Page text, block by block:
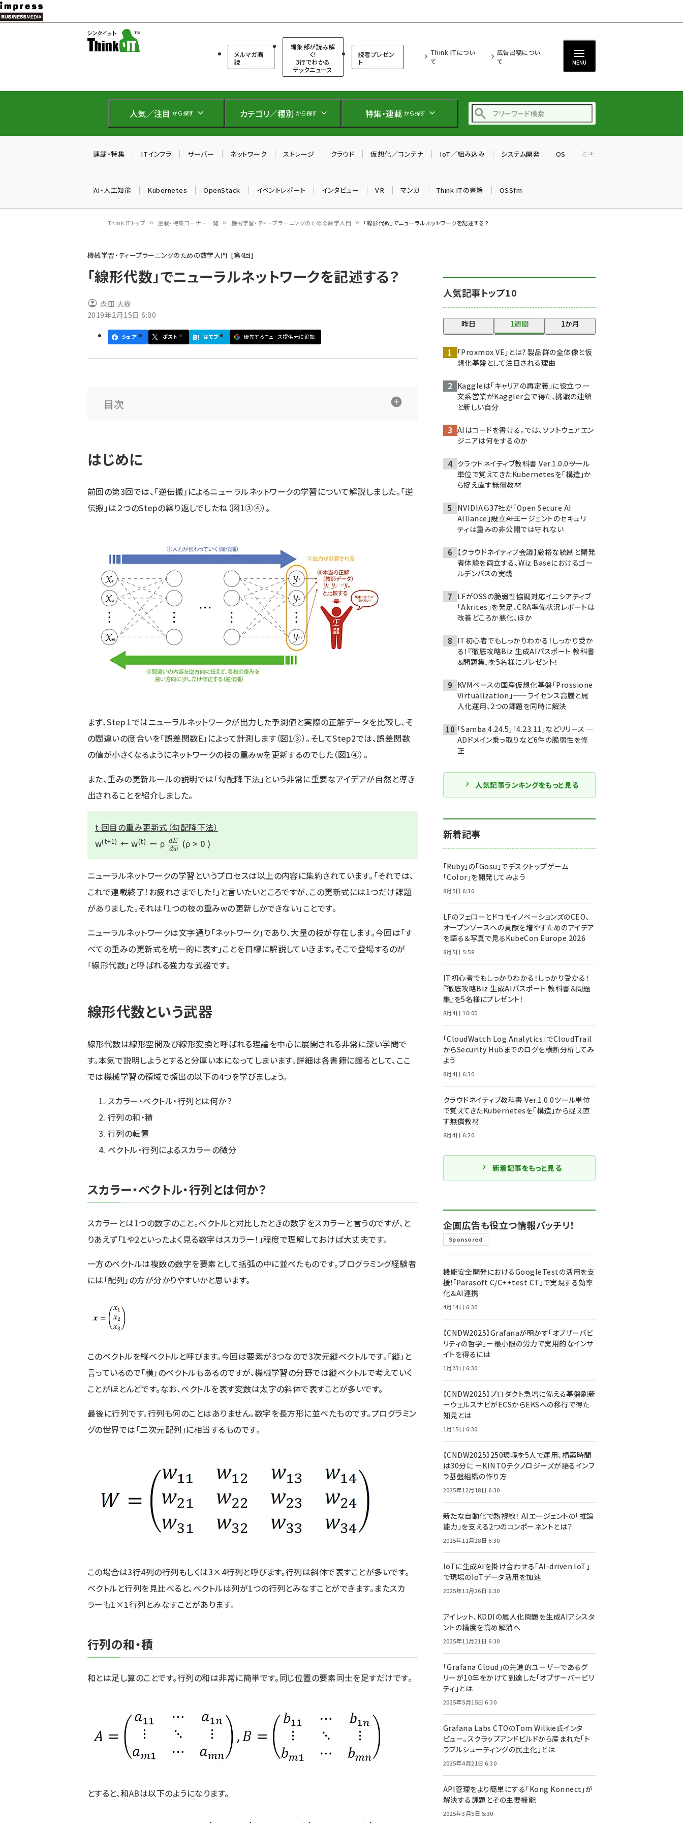
メ
イ
テ
に
メルマガ購
読
編集部が読み解
く!
3行でわかる
テックニュース
読者プレゼン
ト
Think ITについ
て
広告出稿につい
て
MENU
人気／注目 から探す カテゴリ／種別 から探す 特集・連載 から探す
仲間と築いた勝利の絆～
drupal (1921)
genai (1464)
ai crunch (1336)
連載・特集 ITインフラ サーバー ネットワーク ストレージ クラウド 仮想化／コンテナ IoT／組み込み システム開発 OS ミドルウェア
AI・人工知能 Kubernetes OpenStack イベントレポート インタビュー VR マンガ Think ITの書籍 OSSfm
ン
く
ず
Think ITトップ 連載・特集コーナー一覧 機械学習・ディープラーニングのための数学入門 「線形代数」でニューラルネットワークを記述する？
機械学習・ディープラーニングのための数学入門 第4回
「線形代数」でニューラルネットワークを記述する？
森田 大樹
2019年2月15日 6:00
シェア ポスト はてブ 優先するニュース提供元に追加
目次
はじめに
前回の第3回では、「逆伝搬」によるニューラルネットワークの学習について解説しました。「逆
伝搬」は２つのStepの繰り返しでしたね（図1③④）。
まず、Step１ではニューラルネットワークが出力した予測値と実際の正解データを比較し、そ
の間違いの度合いを「誤差関数E」によって計測します（図1③）。そしてStep2では、誤差関数
の値が小さくなるようにネットワークの枝の重みwを更新するのでした（図1④）。
また、重みの更新ルールの説明では「勾配降下法」という非常に重要なアイデアが自然と導き
出されることを紹介しました。
t 回目の重み更新式（勾配降下法）
w(t+1) ← w(t) ー ρ dE
dw
dEd w
(ρ > 0 )
ニューラルネットワークの学習というプロセスは以上の内容に集約されています。「それでは、
これで連載終了！お疲れさまでした！」と言いたいところですが、この更新式には1つだけ課題
がありました。それは「1つの枝の重みwの更新しかできない」ことです。
ニューラルネットワークは文字通り「ネットワーク」であり、大量の枝が存在します。今回は「す
べての重みの更新式を統一的に表す」ことを目標に解説していきます。そこで登場するのが
「線形代数」と呼ばれる強力な武器です。
線形代数という武器
線形代数は線形空間及び線形変換と呼ばれる理論を中心に展開される非常に深い学問で
す。本気で説明しようとすると分厚い本になってしまいます。詳細は各書籍に譲るとして、ここ
では機械学習の領域で頻出の以下の4つを学びましょう。
スカラー・ベクトル・行列とは何か？
行列の和・積
行列の転置
ベクトル・行列によるスカラーの微分
スカラー・ベクトル・行列とは何か？
スカラーとは1つの数字のこと。ベクトルと対比したときの数字をスカラーと言うのですが、と
りあえず「1や2といったよく見る数字はスカラー！」程度で理解しておけば大丈夫です。
一方のベクトルは複数の数字を要素として括弧の中に並べたものです。プログラミング経験者
には「配列」の方が分かりやすいかと思います。
このベクトルを縦ベクトルと呼びます。今回は要素が3つなので3次元縦ベクトルです。「縦」と
言っているので「横」のベクトルもあるのですが、機械学習の分野では縦ベクトルで考えていく
ことがほとんどです。なお、ベクトルを表す変数は太字の斜体で表すことが多いです。
最後に行列です。行列も何のことはありません。数字を長方形に並べたものです。プログラミン
グの世界では「二次元配列」に相当するものです。
この場合は3行4列の行列もしくは3×4行列と呼びます。行列は斜体で表すことが多いです。
ベクトルと行列を見比べると、ベクトルは列が1つの行列とみなすことができます。またスカ
ラーも1×1行列とみなすことがあります。
行列の和・積
和とは足し算のことです。行列の和は非常に簡単です。同じ位置の要素同士を足すだけです。
とすると、和ABは以下のようになります。
人気記事トップ10
昨日 1週間 1か月
「Proxmox VE」とは? 製品群の全体像と仮
想化基盤として注目される理由
Kaggleは「キャリアの再定義」に役立つ ー
文系営業がKaggler会で得た、挑戦の連鎖
と新しい自分
AIはコードを書ける。では、ソフトウェアエン
ジニアは何をするのか
クラウドネイティブ教科書 Ver.1.0.0――ツール
単位で覚えてきたKubernetesを「構造」か
ら捉え直す無償教材
NVIDIAら37社が「Open Secure AI
Alliance」設立――AIエージェントのセキュリ
ティは重みの非公開では守れない
【クラウドネイティブ会議】厳格な統制と開発
者体験を両立する、Wiz Baseにおけるゴー
ルデンパスの実践
LFがOSSの脆弱性協調対応イニシアティブ
「Akrites」を発足、CRA準備状況レポートは
改善どころか悪化、ほか
IT初心者でもしっかりわかる！しっかり受か
る！『徹底攻略Biz 生成AIパスポート 教科書
＆問題集』を5名様にプレゼント！
KVMベースの国産仮想化基盤「Prossione
Virtualization」——ライセンス高騰と属
人化運用、2つの課題を同時に解決
「Samba 4.24.5」「4.23.11」などリリース ─
ADドメイン乗っ取りなど6件の脆弱性を修
正
人気記事ランキングをもっと見る
新着記事
「Ruby」の「Gosu」でデスクトップゲーム
「Color」を開発してみよう
8月5日 6:30
LFのフェローとドコモイノベーションズのCEO、
オープンソースへの貢献を増やすためのアイデア
を語る＆写真で見るKubeCon Europe 2026
8月5日 5:59
IT初心者でもしっかりわかる！しっかり受かる！
『徹底攻略Biz 生成AIパスポート 教科書＆問題
集』を5名様にプレゼント！
8月4日 10:00
「CloudWatch Log Analytics」でCloudTrail
からSecurity Hubまでのログを横断分析してみ
よう
8月4日 6:30
クラウドネイティブ教科書 Ver.1.0.0――ツール単位
で覚えてきたKubernetesを「構造」から捉え直
す無償教材
8月4日 6:20
新着記事をもっと見る
企画広告も役立つ情報バッチリ！
Sponsored
機能安全開発におけるGoogleTestの活用を支
援!「Parasoft C/C++test CT」で実現する効率
化＆AI連携
4月14日 6:30
【CNDW2025】Grafanaが明かす「オブザーバビ
リティの哲学」ー最小限の労力で実用的なインサ
イトを得るには
1月23日 6:30
【CNDW2025】プロダクト急増に備える基盤刷新
ーウェルスナビがECSからEKSへの移行で得た
知見とは
1月15日 6:30
【CNDW2025】250環境を5人で運用、構築時間
は30分に ーKINTOテクノロジーズが語るインフ
ラ基盤組織の作り方
2025年12月18日 6:30
新たな自動化で熱視線！ AIエージェントの「推論
能力」を支える2つのコンポーネントとは？
2025年11月28日 6:30
IoTに生成AIを掛け合わせる「AI-driven IoT」
で現場のIoTデータ活用を加速
2025年11月26日 6:30
アイレット、KDDIの属人化問題を生成AIアシスタ
ントの精度を高め解消へ
2025年11月21日 6:30
「Grafana Cloud」の先進的ユーザーであるグ
リーが10年をかけて到達した「オブザーバービリ
ティ」とは
2025年5月15日 6:30
Grafana Labs CTOのTom Wilkie氏インタ
ビュー。スクラップアンドビルドから産まれた「ト
ラブルシューティングの民主化」とは
2025年4月21日 6:30
API管理をより簡単にする「Kong Konnect」が
解決する課題とその主要機能
2025年3月5日 5:30